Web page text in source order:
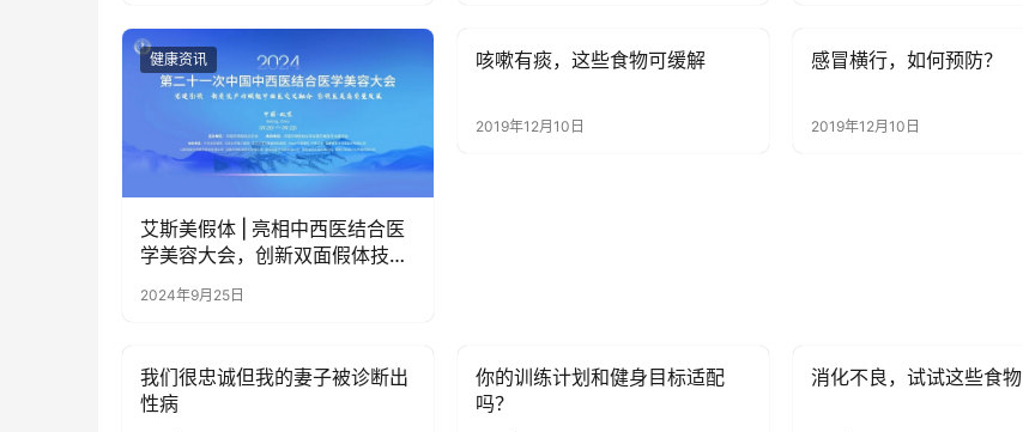
健康资讯
艾斯美假体 | 亮相中西医结合医
学美容大会，创新双面假体技术
引领乳房整形新趋势
2024年9月25日
健康资讯
咳嗽有痰，这些食物可缓解
2019年12月10日
健康资讯
感冒横行，如何预防？
2019年12月10日
健康资讯
我们很忠诚但我的妻子被诊断出
性病
健康资讯
你的训练计划和健身目标适配
吗？
健康资讯
消化不良，试试这些食物